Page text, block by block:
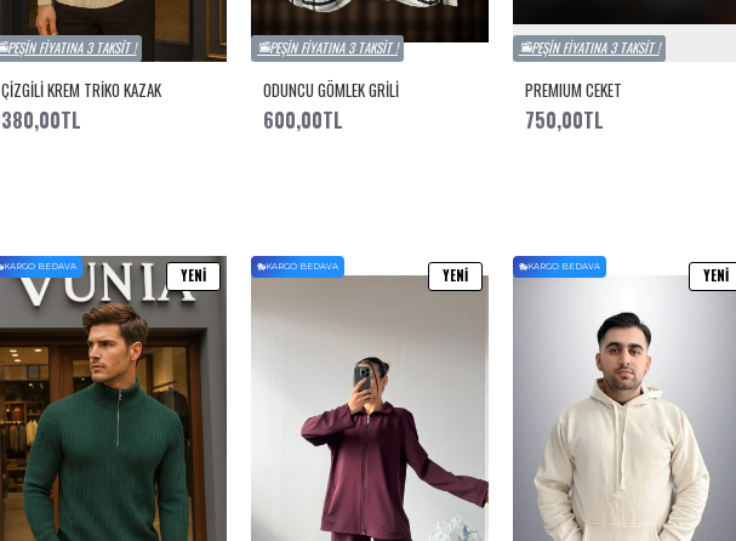
PEŞIN FIYATINA 3 TAKSIT !
ÇİZGİLİ KREM TRİKO KAZAK
380,00TL
PEŞIN FIYATINA 3 TAKSIT !
ODUNCU GÖMLEK GRİLİ
600,00TL
PEŞIN FIYATINA 3 TAKSIT !
PREMIUM CEKET
750,00TL
YENI
KARGO BEDAVA YENI
KARGO BEDAVA YENI
KARGO BEDAVA